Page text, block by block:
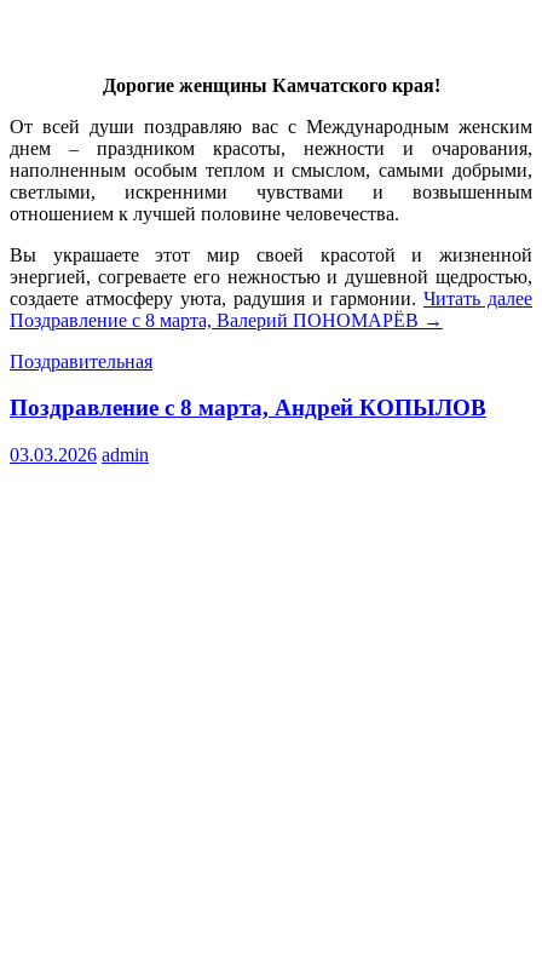
Дорогие женщины Камчатского края!
От всей души поздравляю вас с Международным женским
днем – праздником красоты, нежности и очарования,
наполненным особым теплом и смыслом, самыми добрыми,
светлыми, искренними чувствами и возвышенным
отношением к лучшей половине человечества.
Вы украшаете этот мир своей красотой и жизненной
энергией, согреваете его нежностью и душевной щедростью,
создаете атмосферу уюта, радушия и гармонии. Читать далее
Поздравление с 8 марта, Валерий ПОНОМАРЁВ →
Поздравительная
Поздравление с 8 марта, Андрей КОПЫЛОВ
03.03.2026 admin